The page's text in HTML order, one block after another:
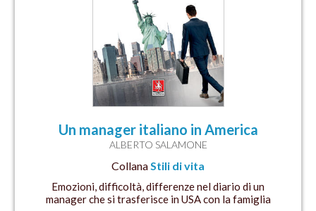
Un manager italiano in America
ALBERTO SALAMONE
Collana Stili di vita
Emozioni, difficoltà, differenze nel diario di un
manager che si trasferisce in USA con la famiglia